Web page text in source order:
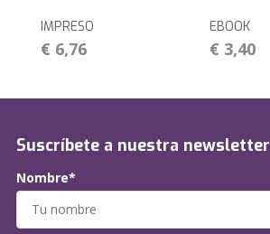
IMPRESO
€ 6,76
EBOOK
€ 3,40
Suscríbete a nuestra newsletter
Nombre*